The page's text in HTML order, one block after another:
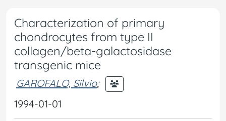
Characterization of primary
chondrocytes from type II
collagen/beta-galactosidase
transgenic mice
GAROFALO, Silvio;
1994-01-01